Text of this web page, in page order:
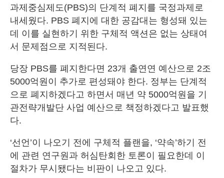
과제중심제도(PBS)의 단계적 폐지를 국정과제로
내세웠다. PBS 폐지에 대한 공감대는 형성돼 있는
데 이를 실현하기 위한 구체적 액션은 없는 상태여
서 문제점으로 지적된다.
당장 PBS를 폐지한다면 23개 출연연 예산으로 2조
5000억원이 추가로 편성돼야 한다. 정부는 단계적
으로 폐지하겠다고 하면서 매년 약 5000억원을 기
관전략개발단 사업 예산으로 책정하겠다고 발표했
다.
‘선언’이 나오기 전에 구체적 플랜을, ‘약속’하기 전
에 관련 연구원과 허심탄회한 토론이 필요한데 이
절차가 무시됐다는 비판이 나오고 있다.